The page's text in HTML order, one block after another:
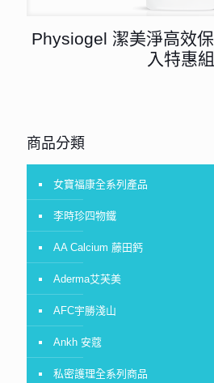
Physiogel 潔美淨高效
入特惠組
商品分類
女寶福康全系列產品
李時珍四物鐵
AA Calcium 藤田鈣
Aderma艾芙美
AFC宇勝淺山
Ankh 安蔻
私密護理全系列商品